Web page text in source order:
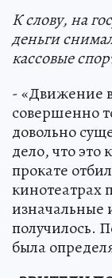
К слову, на
деньги
кассовые
- «Движение
совершенно
довольно
дело, что это
прокате
кинотеатрах
изначальные
получилось.
была